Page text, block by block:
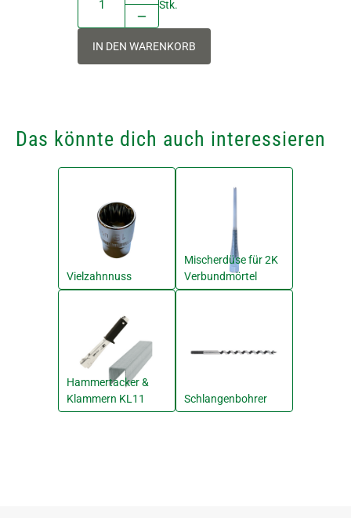
Stk.
IN DEN WARENKORB
Das könnte dich auch interessieren
Vielzahnnuss
Mischerdüse für 2K
Verbundmörtel
Hammertacker &
Klammern KL11
Schlangenbohrer